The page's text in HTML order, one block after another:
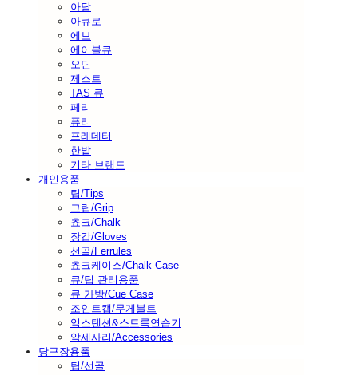
아담
아큐로
에보
에이블큐
오딘
제스트
TAS 큐
페리
퓨리
프레데터
한밭
기타 브랜드
개인용품
팁/Tips
그립/Grip
쵸크/Chalk
장갑/Gloves
선골/Ferrules
쵸크케이스/Chalk Case
큐/팁 관리용품
큐 가방/Cue Case
조인트캡/무게볼트
익스텐션&스트록연습기
악세사리/Accessories
당구장용품
팁/선골